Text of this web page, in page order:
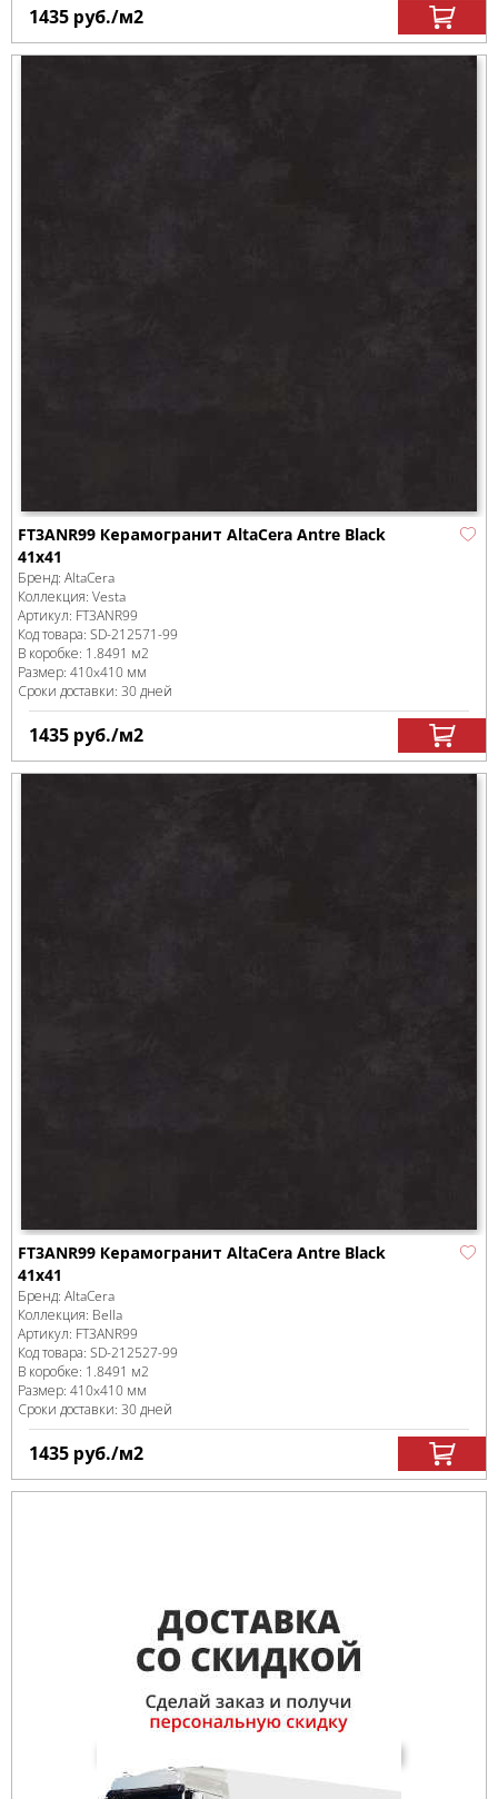
1435 руб./м2
FT3ANR99 Керамогранит AltaCera Antre Black
41х41
Бренд: AltaCera
Коллекция: Vesta
Артикул: FT3ANR99
Код товара: SD-212571-99
В коробке: 1.8491 м2
Размер: 410x410 мм
Сроки доставки: 30 дней
1435 руб./м2
FT3ANR99 Керамогранит AltaCera Antre Black
41х41
Бренд: AltaCera
Коллекция: Bella
Артикул: FT3ANR99
Код товара: SD-212527-99
В коробке: 1.8491 м2
Размер: 410x410 мм
Сроки доставки: 30 дней
1435 руб./м2